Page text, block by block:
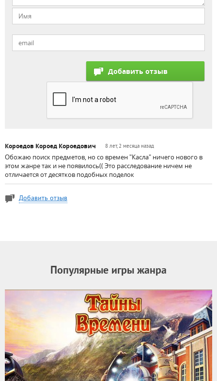
Короедов Короед Короедович 8 лет, 2 месяца назад
Обожаю поиск предметов, но со времен "Касла" ничего нового в
этом жанре так и не появилось(( Это расследование ничем не
отличается от десятков подобных поделок
Добавить отзыв
Популярные игры жанра